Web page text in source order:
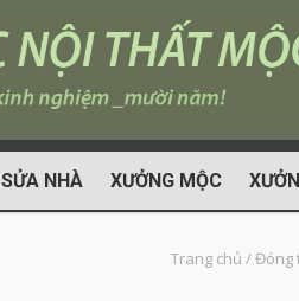
SỬA NHÀ XƯỞNG MỘC
Trang chủ /Đóng